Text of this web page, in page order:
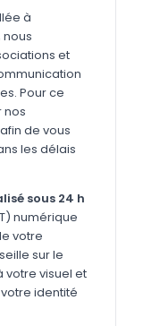
à
nous
et
Pour ce
nos
de vous
les délais
sous 24 h
numérique
votre
sur le
votre visuel et
identité